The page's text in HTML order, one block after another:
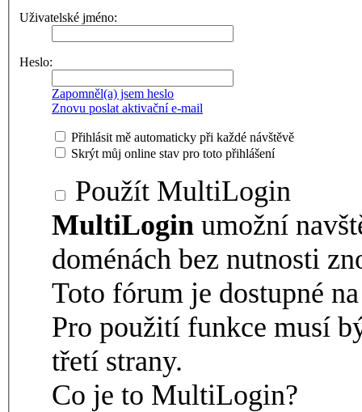
Uživatelské jméno:
Heslo:
Zapomněl(a) jsem heslo
Znovu poslat aktivační e-mail
Přihlásit mě automaticky při každé návštěvě
Skrýt můj online stav pro toto přihlášení
Použít MultiLogin
MultiLogin umožní
doménách bez nutnosti
Toto fórum je dostupné
Pro použití funkce musí
třetí strany.
Co je to MultiLogin?